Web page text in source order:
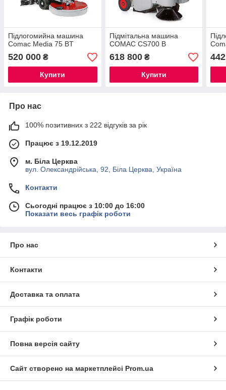
Підлогомийна машина
Comac Media 75 BT
520 000 ₴
Купити
Підмітальна машина
COMAC CS700 B
618 800₴
Купити
Про нас
100% позитивних з 222 відгуків за рік
Працює з 19.12.2019
м. Біла Церква
вул. Олександрійська, 92, Біла Церква, Україна
Контакти
Сьогодні працює з 10:00 до 16:00
Показати весь графік роботи
Про нас
Контакти
Доставка та оплата
Графік роботи
Повна версія сайту
Сайт створено на маркетплейсі Prom.ua